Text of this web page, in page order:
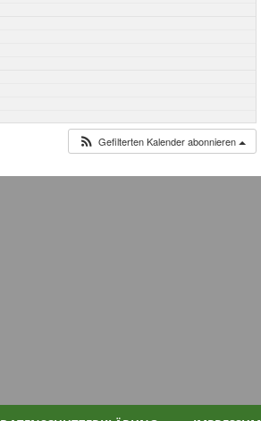
Gefilterten Kalender abonnieren